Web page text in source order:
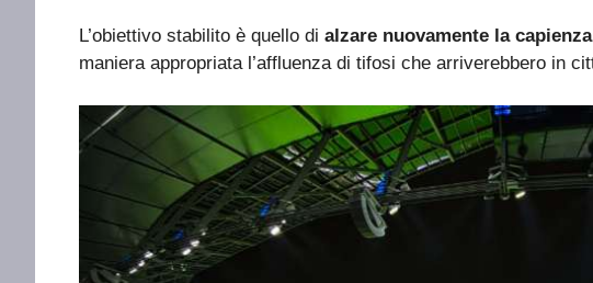
L’obiettivo stabilito è quello di alzare nuovamente la
maniera appropriata l’affluenza di tifosi che arriverebbero in